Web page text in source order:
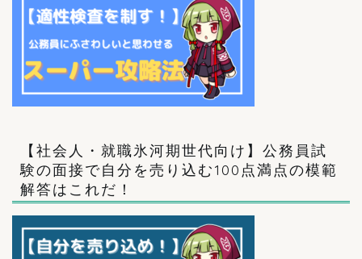
【社会人・就職氷河期世代向け】公務員試
験の面接で自分を売り込む100点満点の模範
解答はこれだ！